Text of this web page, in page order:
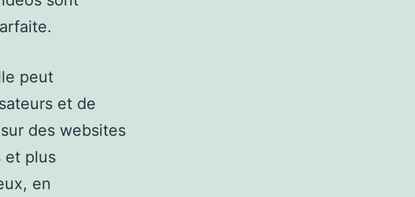
peut
et de
des websites
et plus
en